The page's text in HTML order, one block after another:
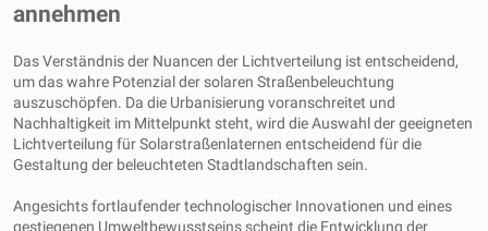
annehmen
Das Verständnis der Nuancen der Lichtverteilung ist entscheidend,
um das wahre Potenzial der solaren Straßenbeleuchtung
auszuschöpfen. Da die Urbanisierung voranschreitet und
Nachhaltigkeit im Mittelpunkt steht, wird die Auswahl der geeigneten
Lichtverteilung für Solarstraßenlaternen entscheidend für die
Gestaltung der beleuchteten Stadtlandschaften sein.
Angesichts fortlaufender technologischer Innovationen und eines
gestiegenen Umweltbewusstseins scheint die Entwicklung der